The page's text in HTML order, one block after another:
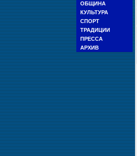
ОБЩИНА
КУЛЬТУРА
СПОРТ
ТРАДИЦИИ
ПРЕССА
АРХИВ